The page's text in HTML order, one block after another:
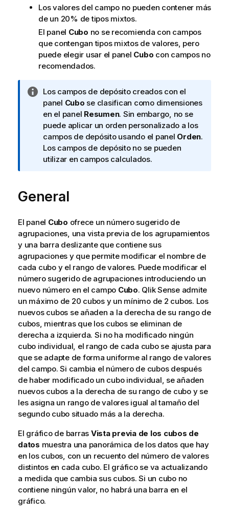
Los valores del campo no pueden contener más
de un 20% de tipos mixtos.
El panel Cubo no se recomienda con campos
que contengan tipos mixtos de valores, pero
puede elegir usar el panel Cubo con campos no
recomendados.
N
o
t
a
i
n
f
m
a
i
v
a
Los campos de depósito creados con el
panel Cubo se clasifican como dimensiones
en el panel Resumen. Sin embargo, no se
puede aplicar un orden personalizado a los
campos de depósito usando el panel Orden.
Los campos de depósito no se pueden
utilizar en campos calculados.
General
El panel Cubo ofrece un número sugerido de
agrupaciones, una vista previa de los agrupamientos
y una barra deslizante que contiene sus
agrupaciones y que permite modificar el nombre de
cada cubo y el rango de valores. Puede modificar el
número sugerido de agrupaciones introduciendo un
nuevo número en el campo Cubo. Qlik Senseadmite
un máximo de 20 cubos y un mínimo de 2 cubos. Los
nuevos cubos se añaden a la derecha de su rango de
cubos, mientras que los cubos se eliminan de
derecha a izquierda. Si no ha modificado ningún
cubo individual, el rango de cada cubo se ajusta para
que se adapte de forma uniforme al rango de valores
del campo. Si cambia el número de cubos después
de haber modificado un cubo individual, se añaden
nuevos cubos a la derecha de su rango de cubo y se
les asigna un rango de valores igual al tamaño del
segundo cubo situado más a la derecha.
El gráfico de barras Vista previa de los cubos de
datos muestra una panorámica de los datos que hay
en los cubos, con un recuento del número de valores
distintos en cada cubo. El gráfico se va actualizando
a medida que cambia sus cubos. Si un cubo no
contiene ningún valor, no habrá una barra en el
gráfico.